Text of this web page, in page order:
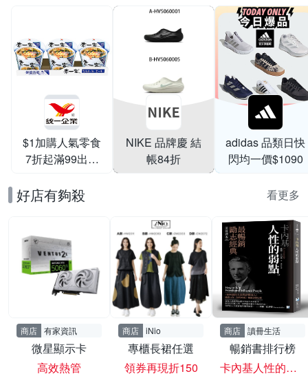
$1加購人氣零食
7折起滿99出貨
NIKE 品牌慶 結
帳84折
adidas 品類日快
閃均一價$1090
好店有夠殺 看更多
商店 有家資訊
微星顯示卡
高效熱管
商店 iNio
專櫃長裙任選
領券再現折150
商店 讀冊生活
暢銷書排行榜
卡內基人性的弱點